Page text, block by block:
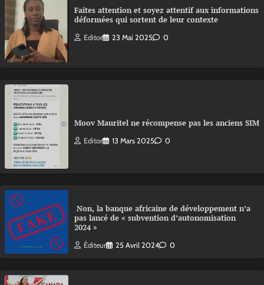
Faites attention et soyez attentif aux informations
déformées qui sortent de leur contexte
Editor 23 Mai 2025 0
Moov Mauritel ne récompense pas les anciens SIM
Editor 13 Mars 2025 0
Non, la banque africaine de développement n’a
pas lancé de « subvention d’autonomisation
2024 »
Éditeur 25 Avril 2024 0